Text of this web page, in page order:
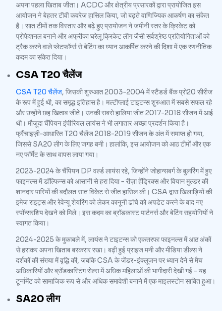
अपना पहला खिताब जीता। ACDC और क्षेत्रीय प्रसारकों द्वारा प्रायोजित इस
आयोजन ने बेहतर टीवी कवरेज हासिल किया, जो बढ़ते वाणिज्यिक आकर्षण का संकेत
है। सात टीमों तक विस्तार और बढ़े हुए प्रायोजन ने जमीनी स्तर के क्रिकेट को
प्रोफेशनल बनाने और अफ्रीका घरेलू क्रिकेट लीग जैसी सर्वश्रेष्ठ प्रतियोगिताओं को
ट्रैक करने वाले प्लेटफॉर्म्स से बेटिंग का ध्यान आकर्षित करने की दिशा में एक रणनीतिक
कदम का संकेत दिया।
CSA T20 चैलेंज
CSA T20 चैलेंज, जिसकी शुरुआत 2003-2004 में स्टैंडर्ड बैंक प्रो20 सीरीज
के रूप में हुई थी, का समृद्ध इतिहास है। मल्टीप्लाई टाइटन्स शुरुआत में सबसे सफल रहे
और उन्होंने छह खिताब जीते। उनकी सबसे हालिया जीत 2017-2018 सीजन में आई
थी। मौजूदा चैंपियन इंपीरियल लायंस ने भी लगातार अच्छा प्रदर्शन किया है।
फ्रैंचाइज़ी-आधारित T20 चैलेंज 2018-2019 सीजन के अंत में समाप्त हो गया,
जिससे SA20 लीग के लिए जगह बनी। हालांकि, इस आयोजन को आठ टीमों और एक
नए फॉर्मेट के साथ वापस लाया गया।
2023-2024 के चैंपियन DP वर्ल्ड लायंस रहे, जिन्होंने जोहान्सबर्ग के बुलरिंग में हुए
फाइनल्स में डॉल्फिन्स को आसानी से हरा दिया - रीज़ा हेंड्रिक्स और वियान मुल्डर की
शानदार पारियों की बदौलत सात विकेट से जीत हासिल की। CSA द्वारा खिलाड़ियों की
इमेज राइट्स और रेवेन्यू शेयरिंग को लेकर कानूनी ढांचे को अपडेट करने के बाद नए
स्पॉन्सरशिप देखने को मिले। इस कदम का ब्रॉडकास्ट पार्टनर्स और बेटिंग सहयोगियों ने
स्वागत किया।
2024-2025 के मुकाबले में, लायंस ने टाइटन्स को एकतरफा फाइनल्स में आठ अंकों
से हराकर अपना खिताब बरकरार रखा। बढ़ी हुई प्राइज मनी और मीडिया डील्स ने
दर्शकों की संख्या में वृद्धि की, जबकि CSA के जेंडर-इंक्लूजन पर ध्यान देने से मैच
अधिकारियों और ब्रॉडकास्टिंग रोल्स में अधिक महिलाओं की भागीदारी देखी गई - यह
टूर्नामेंट को सामाजिक रूप से और अधिक समावेशी बनाने में एक माइलस्टोन साबित हुआ।
SA20 लीग